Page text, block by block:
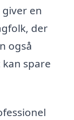
en
der
også
spare